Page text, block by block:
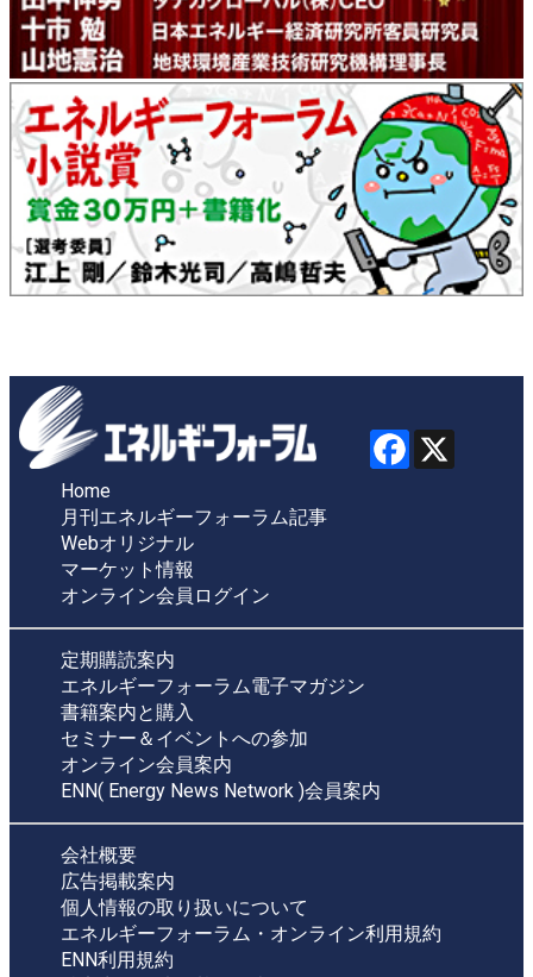
Home
月刊エネルギーフォーラム記事
Webオリジナル
マーケット情報
オンライン会員ログイン
定期購読案内
エネルギーフォーラム電子マガジン
書籍案内と購入
セミナー＆イベントへの参加
オンライン会員案内
ENN( Energy News Network )会員案内
会社概要
広告掲載案内
個人情報の取り扱いについて
エネルギーフォーラム・オンライン利用規約
ENN利用規約